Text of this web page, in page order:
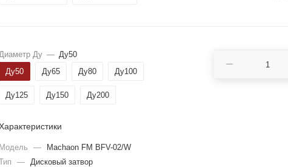
Диаметр Ду — Ду50
Ду50
Ду65 Ду80 Ду100
Ду125 Ду150 Ду200
Модель —
Machaon FM BFV-02/W
—
Дисковый затвор